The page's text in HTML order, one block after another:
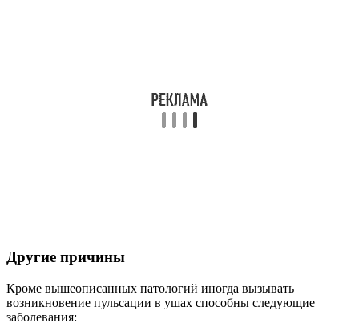
специалистам заболевания, среди которых характерный для
пожилых пациентов атеросклероз сосудов, вызывающий
сужение внутренней области сосудов, снижение эластичности
специализации.
Стук в ухе нередко даже сигнализирует человеку о наличии в
головном и спинном отделах мозга новообразований,
происходит это из-за чрезмерного сдавливания близко